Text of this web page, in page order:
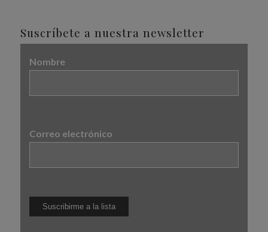
Suscríbete a nuestra newsletter
Nombre
Correo electrónico